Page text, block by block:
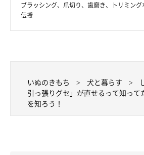
ブラッシング、爪切り、歯磨き、トリミン
伝授
いぬのきもち 犬と暮らす
引っ張りグセ」が直せるって知っ
を知ろう！